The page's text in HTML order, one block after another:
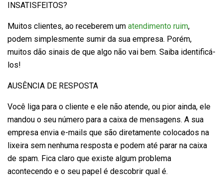
INSATISFEITOS?
Muitos clientes, ao receberem um atendimento ruim,
podem simplesmente sumir da sua empresa. Porém,
muitos dão sinais de que algo não vai bem. Saiba identificá-
los!
AUSÊNCIA DE RESPOSTA
Você liga para o cliente e ele não atende, ou pior ainda, ele
mandou o seu número para a caixa de mensagens. A sua
empresa envia e-mails que são diretamente colocados na
lixeira sem nenhuma resposta e podem até parar na caixa
de spam. Fica claro que existe algum problema
acontecendo e o seu papel é descobrir qual é.